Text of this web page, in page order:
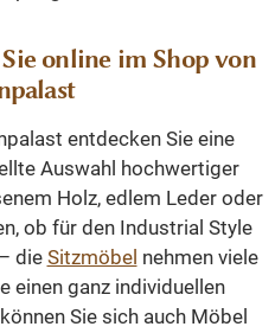
online im Shop von
entdecken Sie eine
Auswahl hochwertiger
Holz, edlem Leder oder
ob für den Industrial Style
die Sitzmöbel nehmen viele
einen ganz individuellen
Sie sich auch Möbel